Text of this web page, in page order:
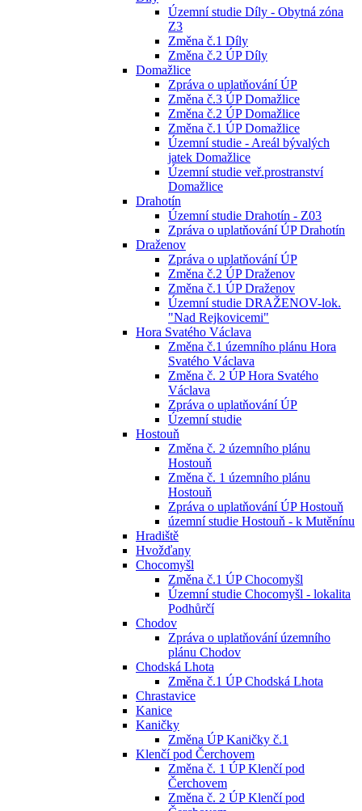
Územní studie Díly - Obytná zóna
Z3
Změna č.1 Díly
Změna č.2 ÚP Díly
Domažlice
Zpráva o uplatňování ÚP
Změna č.3 ÚP Domažlice
Změna č.2 ÚP Domažlice
Změna č.1 ÚP Domažlice
Územní studie - Areál bývalých
jatek Domažlice
Územní studie veř.prostranství
Domažlice
Drahotín
Územní studie Drahotín - Z03
Zpráva o uplatňování ÚP Drahotín
Draženov
Zpráva o uplatňování ÚP
Změna č.2 ÚP Draženov
Změna č.1 ÚP Draženov
Územní studie DRAŽENOV-lok.
"Nad Rejkovicemi"
Hora Svatého Václava
Změna č.1 územního plánu Hora
Svatého Václava
Změna č. 2 ÚP Hora Svatého
Václava
Zpráva o uplatňování ÚP
Územní studie
Hostouň
Změna č. 2 územního plánu
Hostouň
Změna č. 1 územního plánu
Hostouň
Zpráva o uplatňování ÚP Hostouň
územní studie Hostouň - k Mutěnínu
Hradiště
Hvožďany
Chocomyšl
Změna č.1 ÚP Chocomyšl
Územní studie Chocomyšl - lokalita
Podhůrčí
Chodov
Zpráva o uplatňování územního
plánu Chodov
Chodská Lhota
Změna č.1 ÚP Chodská Lhota
Chrastavice
Kanice
Kaničky
Změna ÚP Kaničky č.1
Klenčí pod Čerchovem
Změna č. 1 ÚP Klenčí pod
Čerchovem
Změna č. 2 ÚP Klenčí pod